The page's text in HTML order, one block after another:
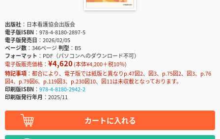
出版社
日本看護協会出版会
電子版ISBN
978-4-8180-2897-5
電子版発売日
2026/02/05
ページ数
346ページ判型
B5
フォーマット
PDF（パソコンへのダウンロード不可）
電子版販売価格： ¥4,620(本体¥4,200＋税10％)
特記事項
都合により、電子版では紙版と異なりp.47図2、図3、p.75図2、図3、p.76
図4、p.79図6、p.119図3、p.230図10、図11は未収載となっております。
印刷版ISBN
978-4-8180-2942-2
印刷版発行年月
2025/11
カートに入れる